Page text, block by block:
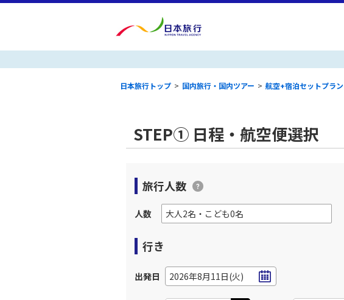
日本旅行トップ > 国内旅行・国内ツアー > 航空+宿泊セットプラン
STEP① 日程・航空便選択
旅行人数
人数
行き
出発日 2026年8月11日(火)